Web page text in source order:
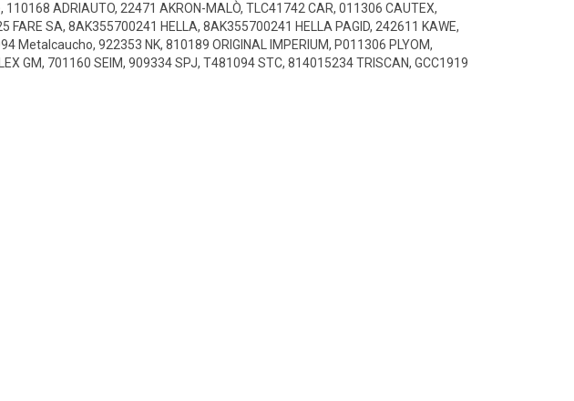
ADRIAUTO, 22471 AKRON-MALÒ, TLC41742 CAR, 011306 CAUTEX,
FARE SA, 8AK355700241 HELLA, 8AK355700241 HELLA PAGID, 242611 KAWE,
Metalcaucho, 922353 NK, 810189 ORIGINAL IMPERIUM, P011306 PLYOM,
GM, 701160 SEIM, 909334 SPJ, T481094 STC, 814015234 TRISCAN, GCC1919